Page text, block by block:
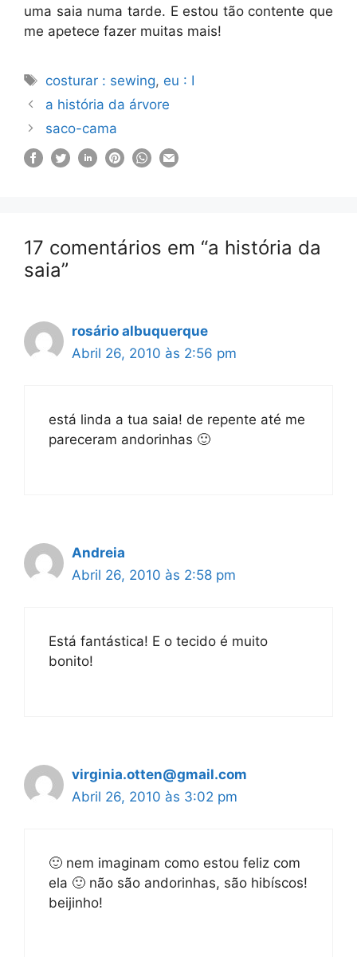
uma saia numa tarde. E estou tão contente que
me apetece fazer muitas mais!
Etiquetas
costurar : sewing, eu : I
a história da árvore
saco-cama
17 comentários em “a história da
saia”
rosário albuquerque
Abril 26, 2010 às 2:56 pm
está linda a tua saia! de repente até me
pareceram andorinhas 🙂
Andreia
Abril 26, 2010 às 2:58 pm
Está fantástica! E o tecido é muito
bonito!
virginia.otten@gmail.com
Abril 26, 2010 às 3:02 pm
🙂 nem imaginam como estou feliz com
ela 🙂 não são andorinhas, são hibíscos!
beijinho!